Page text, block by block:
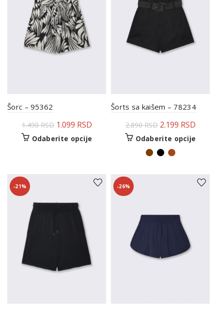
Šorc – 95362
1.490RSD 1.099 RSD
Odaberite opcije
Šorts sa kaišem – 78234
2.890RSD 2.199 RSD
Odaberite opcije
-21% -26%